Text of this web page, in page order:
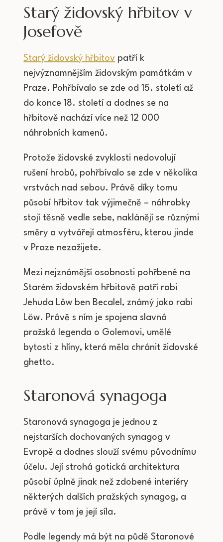
Starý židovský hřbitov v
Josefově
Starý židovský hřbitov patří k
nejvýznamnějším židovským památkám v
Praze. Pohřbívalo se zde od 15. století až
do konce 18. století a dodnes se na
hřbitově nachází více než 12 000
náhrobních kamenů.
Protože židovské zvyklosti nedovolují
rušení hrobů, pohřbívalo se zde v několika
vrstvách nad sebou. Právě díky tomu
působí hřbitov tak výjimečně – náhrobky
stojí těsně vedle sebe, naklánějí se různými
směry a vytvářejí atmosféru, kterou jinde
v Praze nezažijete.
Mezi nejznámější osobnosti pohřbené na
Starém židovském hřbitově patří rabi
Jehuda Löw ben Becalel, známý jako rabi
Löw. Právě s ním je spojena slavná
pražská legenda o Golemovi, umělé
bytosti z hlíny, která měla chránit židovské
ghetto.
Staronová synagoga
Staronová synagoga je jednou z
nejstarších dochovaných synagog v
Evropě a dodnes slouží svému původnímu
účelu. Její strohá gotická architektura
působí úplně jinak než zdobené interiéry
některých dalších pražských synagog, a
právě v tom je její síla.
Podle legendy má být na půdě Staronové